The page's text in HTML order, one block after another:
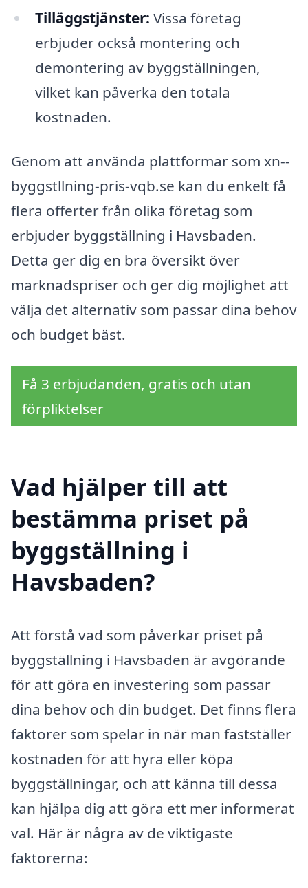
Tilläggstjänster: Vissa företag
erbjuder också montering och
demontering av byggställningen,
vilket kan påverka den totala
kostnaden.
Genom att använda plattformar som xn--
byggstllning-pris-vqb.se kan du enkelt få
flera offerter från olika företag som
erbjuder byggställning i Havsbaden.
Detta ger dig en bra översikt över
marknadspriser och ger dig möjlighet att
välja det alternativ som passar dina behov
och budget bäst.
Få 3 erbjudanden, gratis och utan
förpliktelser
Vad hjälper till att
bestämma priset på
byggställning i
Havsbaden?
Att förstå vad som påverkar priset på
byggställning i Havsbaden är avgörande
för att göra en investering som passar
dina behov och din budget. Det finns flera
faktorer som spelar in när man fastställer
kostnaden för att hyra eller köpa
byggställningar, och att känna till dessa
kan hjälpa dig att göra ett mer informerat
val. Här är några av de viktigaste
faktorerna: